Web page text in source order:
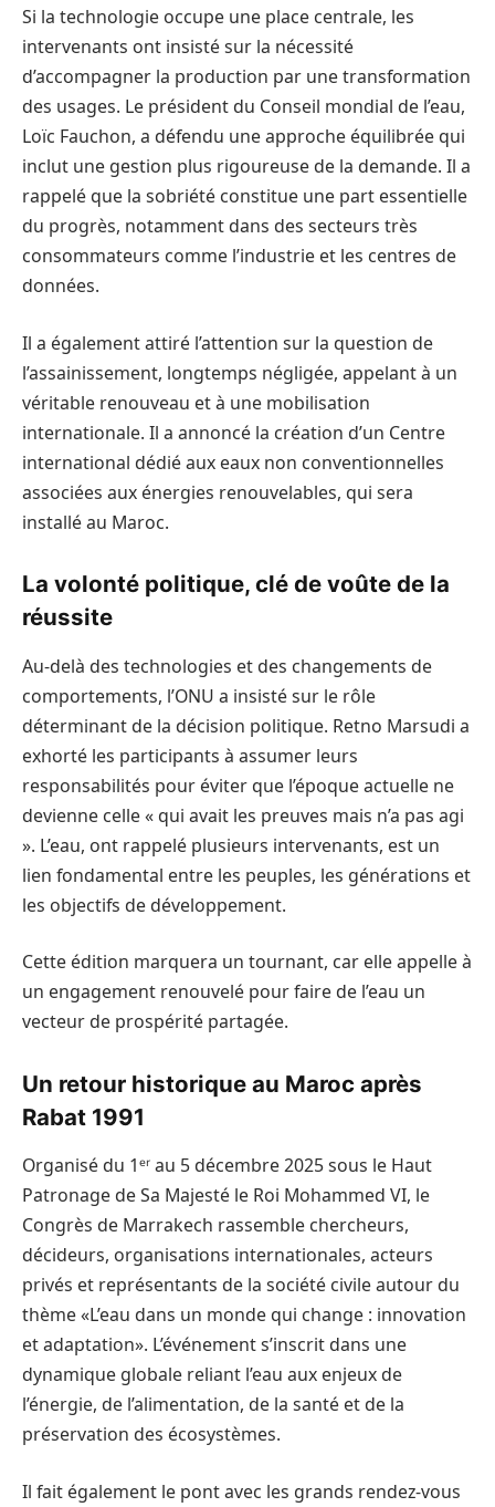
Si la technologie occupe une place centrale, les
intervenants ont insisté sur la nécessité
d’accompagner la production par une transformation
des usages. Le président du Conseil mondial de l’eau,
Loïc Fauchon, a défendu une approche équilibrée qui
inclut une gestion plus rigoureuse de la demande. Il a
rappelé que la sobriété constitue une part essentielle
du progrès, notamment dans des secteurs très
consommateurs comme l’industrie et les centres de
données.
Il a également attiré l’attention sur la question de
l’assainissement, longtemps négligée, appelant à un
véritable renouveau et à une mobilisation
internationale. Il a annoncé la création d’un Centre
international dédié aux eaux non conventionnelles
associées aux énergies renouvelables, qui sera
installé au Maroc.
La volonté politique, clé de voûte de la
réussite
Au-delà des technologies et des changements de
comportements, l’ONU a insisté sur le rôle
déterminant de la décision politique. Retno Marsudi a
exhorté les participants à assumer leurs
responsabilités pour éviter que l’époque actuelle ne
devienne celle « qui avait les preuves mais n’a pas agi
». L’eau, ont rappelé plusieurs intervenants, est un
lien fondamental entre les peuples, les générations et
les objectifs de développement.
Cette édition marquera un tournant, car elle appelle à
un engagement renouvelé pour faire de l’eau un
vecteur de prospérité partagée.
Un retour historique au Maroc après
Rabat 1991
Organisé du 1ᵉʳ au 5 décembre 2025 sous le Haut
Patronage de Sa Majesté le Roi Mohammed VI, le
Congrès de Marrakech rassemble chercheurs,
décideurs, organisations internationales, acteurs
privés et représentants de la société civile autour du
thème «L’eau dans un monde qui change : innovation
et adaptation». L’événement s’inscrit dans une
dynamique globale reliant l’eau aux enjeux de
l’énergie, de l’alimentation, de la santé et de la
préservation des écosystèmes.
Il fait également le pont avec les grands rendez-vous